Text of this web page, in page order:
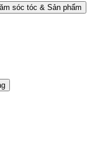
sóc tóc & Sản phẩm